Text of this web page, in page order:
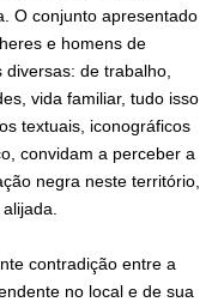
O conjunto apresentado
e homens de
de trabalho,
vida familiar, tudo isso
textuais, iconográficos
convidam a perceber a
negra neste território,
contradição entre a
no local e de sua